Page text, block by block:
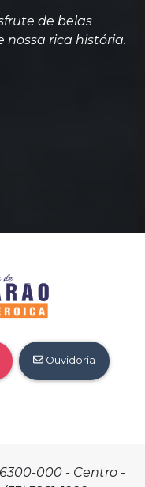
de belas
nossa rica história.
Ouvidoria
000 - Centro -